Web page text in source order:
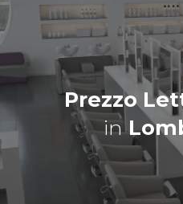
Prezzo
in